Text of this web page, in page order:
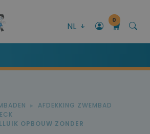
NL
0
AFDEKKING ZWEMBAD
OPBOUW ZONDER